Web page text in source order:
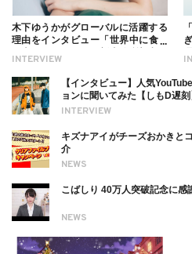
INTERVIEW
木下ゆうかがグローバルに活躍する
理由をインタビュー「世界中に食べ
ついても
INTERVIEW
【インタビュー】人気
ョンに聞いてみた【しもD遅刻
NEWS
キズナアイがチーズおかきと
介
NEWS
こばしり 40万人突破記念に感